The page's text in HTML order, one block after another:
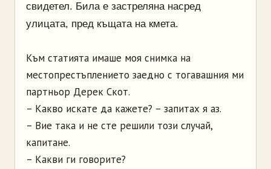
свидетел. Била е застреляна насред
улицата, пред къщата на кмета.
Към статията имаше моя снимка на
местопрестъплението заедно с тогавашния ми
партньор Дерек Скот.
– Какво искате да кажете? – запитах я аз.
– Вие така и не сте решили този случай,
капитане.
– Какви ги говорите?